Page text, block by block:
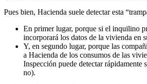
Pues bien, Hacienda suele detectar esta
En primer lugar, porque si el inquilino
incorporará los datos de la vivienda en
Y, en segundo lugar, porque las
a Hacienda de los consumos de las
Inspección puede detectar rápidamente
no).